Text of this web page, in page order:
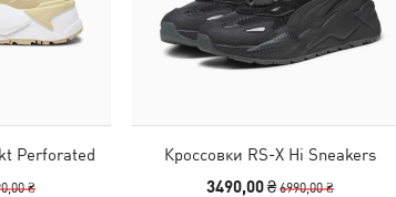
Perforated
₴
Кроссовки RS-X Hi Sneakers
3490,00 ₴6990,00 ₴